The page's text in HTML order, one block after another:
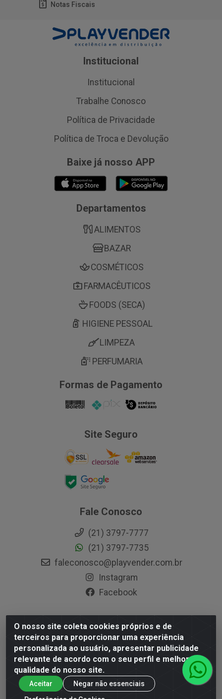
O nosso site coleta cookies próprios e de
terceiros para proporcionar uma experiência
personalizada ao usuário, apresentar publicidade
relevante de acordo com o seu perfil e melhorar a
qualidade do nosso site.
Aceitar
Negar não essenciais
Notas Fiscais
Institucional
Institucional
Trabalhe Conosco
Política de Privacidade
Política de Troca e Devolução
Baixe já nosso APP
Departamentos
ALIMENTOS
BAZAR
COSMÉTICOS
FARMACÊUTICOS
FOODS (SECA)
HIGIENE PESSOAL
LIMPEZA
PERFUMARIA
Formas de Pagamento
Site Seguro
Fale Conosco
(21) 3797-7777
(21) 3797-7735
faleconosco@playvender.com.br
Instagram
Facebook
Playvender Distribuidora - Avenida Ana Dantas, 183-
Xerém - Duque de Caxias / RJ - CEP 25250-415 - CNPJ
05.762.204/0001-83